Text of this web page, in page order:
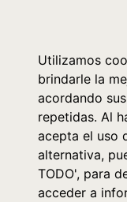
Utilizamos
brindarle la
acordando
repetidas. Al
acepta el uso
alternativa,
TODO', para
acceder a